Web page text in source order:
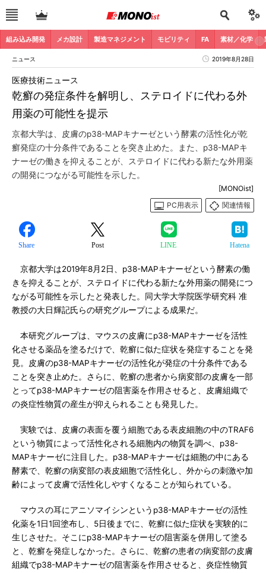
組み込み開発 メカ設計 製造マネジメント モビリティ FA 素材／化学
ニュース 2019年8月28日
乾癬の発症条件を解明し、ステロイドに代わる外
用薬の可能性を提示
医療技術ニュース
京都大学は、皮膚のp38-MAPキナーゼという酵素の活性化が乾
癬発症の十分条件であることを突き止めた。また、p38-MAPキ
ナーゼの働きを抑えることが、ステロイドに代わる新たな外用薬
の開発につながる可能性を示した。
[MONOist]
PC用表示
関連情報
Share Post LINE Hatena
京都大学は2019年8月2日、p38-MAPキナーゼという酵素の働
きを抑えることが、ステロイドに代わる新たな外用薬の開発につ
ながる可能性を示したと発表した。同大学大学院医学研究科 准
教授の大日輝記氏らの研究グループによる成果だ。
本研究グループは、マウスの皮膚にp38-MAPキナーゼを活性
化させる薬品を塗るだけで、乾癬に似た症状を発症することを発
見。皮膚のp38-MAPキナーゼの活性化が発症の十分条件である
ことを突き止めた。さらに、乾癬の患者から病変部の皮膚を一部
とってp38-MAPキナーゼの阻害薬を作用させると、皮膚組織で
の炎症性物質の産生が抑えられることも発見した。
実験では、皮膚の表面を覆う細胞である表皮細胞の中のTRAF6
という物質によって活性化される細胞内の物質を調べ、p38-
MAPキナーゼに注目した。p38-MAPキナーゼは細胞の中にある
酵素で、乾癬の病変部の表皮細胞で活性化し、外からの刺激や加
齢によって皮膚で活性化しやすくなることが知られている。
マウスの耳にアニソマイシンというp38-MAPキナーゼの活性
化薬を1日1回塗布し、5日後までに、乾癬に似た症状を実験的に
生じさせた。そこにp38-MAPキナーゼの阻害薬を併用して塗る
と、乾癬を発症しなかった。さらに、乾癬の患者の病変部の皮膚
組織でp38-MAPキナーゼの阻害薬を作用させると、炎症性物質